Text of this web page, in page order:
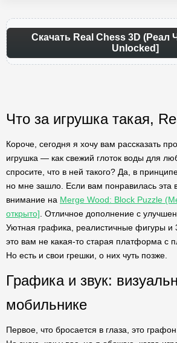
Скачать Real Chess 3D (Реал
Unlocked]
Что за игрушка такая,
Короче, сегодня я хочу вам рассказать
игрушка — как свежий глоток воды для
спросите, что в ней такого? Да, в
но мне зашло. Если вам понравилась эта
внимание на Merge Wood: Block Puzzle
открыто] . Отличное дополнение с
Уютная графика, реалистичные фигуры и
это вам не какая-то старая платформа с
Но есть и свои грешки, о них чуть позже.
Графика и звук:
мобильнике
Первое, что бросается в глаза, это